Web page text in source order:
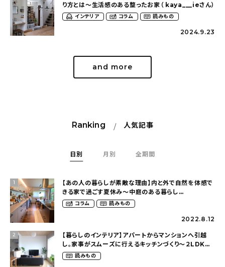
り方とは〜生活感のある整ったお家（ kaya___ieさん）
インテリア コラム 読みもの
2024.9.23
and more
Ranking 人気記事
日別 月別 全期間
1
【あの人の暮らしが素敵な理由】内と外で自然を体感で
きる家で過ごす夏休み〜中庭のある暮らし
（yume_2700さん）
コラム 読みもの
2022.8.12
2
【暮らしのインテリア】アパートからマンションへ引越
し。家事がスムーズに行えるキッチンづくり〜２LDKの
賃貸暮らし（mari_ppe_さん）
読みもの